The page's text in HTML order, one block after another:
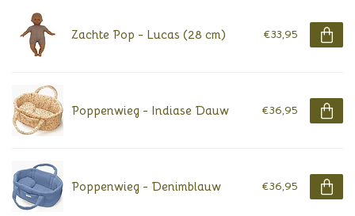
Zachte Pop - Lucas (28 cm) €33,95
Poppenwieg - Indiase Dauw €36,95
Poppenwieg - Denimblauw €36,95